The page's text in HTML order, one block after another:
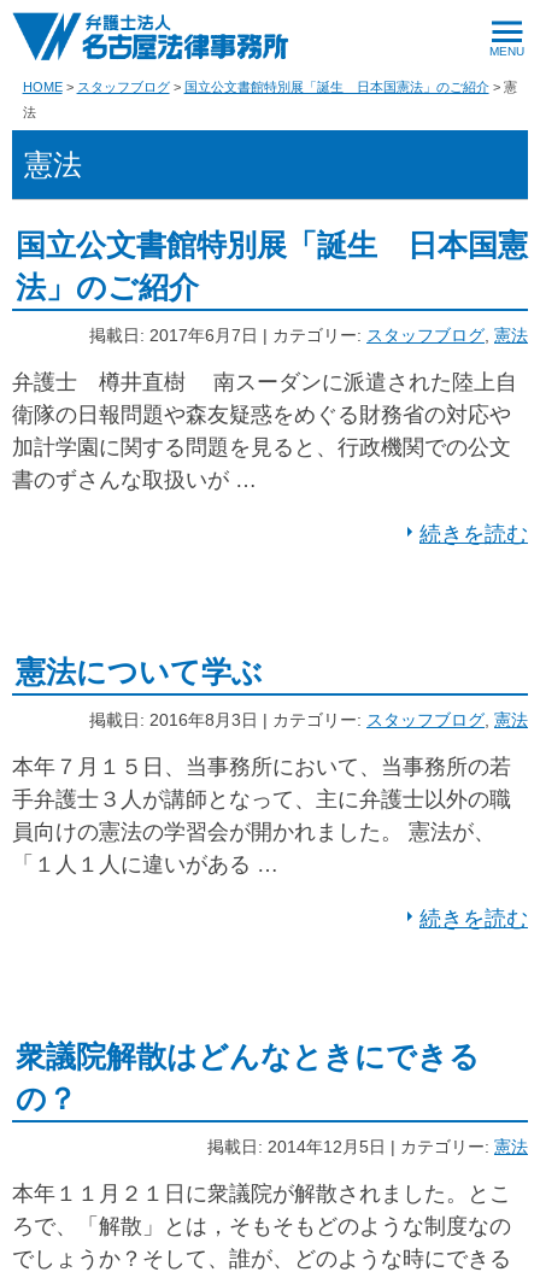
HOME スタッフブログ 国立公文書館特別展「誕生 日本国憲法」のご紹介
憲
法
憲法
国立公文書館特別展「誕生 日本国憲
法」のご紹介
掲載日: 2017年6月7日 | カテゴリー: スタッフブログ 憲法
弁護士 樽井直樹 南スーダンに派遣された陸上自
衛隊の日報問題や森友疑惑をめぐる財務省の対応や
加計学園に関する問題を見ると、行政機関での公文
書のずさんな取扱いが …
続きを読む
憲法について学ぶ
掲載日: 2016年8月3日 | カテゴリー: スタッフブログ 憲法
本年７月１５日、当事務所において、当事務所の若
手弁護士３人が講師となって、主に弁護士以外の職
員向けの憲法の学習会が開かれました。 憲法が、
「１人１人に違いがある …
続きを読む
衆議院解散はどんなときにできる
の？
掲載日: 2014年12月5日 | カテゴリー: 憲法
本年１１月２１日に衆議院が解散されました。とこ
ろで、「解散」とは，そもそもどのような制度なの
でしょうか？そして、誰が、どのような時にできる